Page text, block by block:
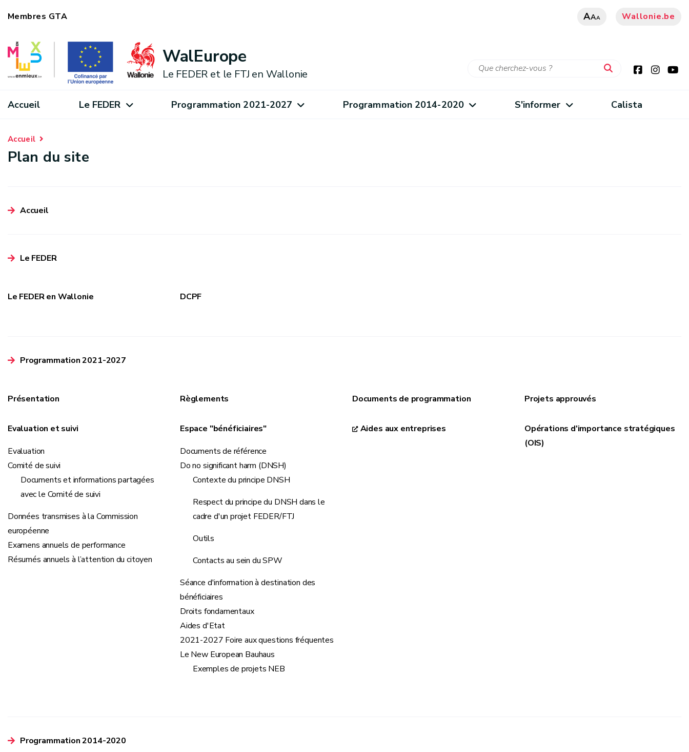
Membres GTA AAA Wallonie.be
WalEurope
Le FEDER et le FTJ en Wallonie
Accueil Le FEDER Programmation 2021-2027 Programmation 2014-2020 S'informer Calista
Accueil
Plan du site
Accueil
Le FEDER
Le FEDER en Wallonie DCPF
Programmation 2021-2027
Présentation Règlements Documents de programmation Projets approuvés
Evaluation et suivi
Evaluation
Comité de suivi
Documents et informations partagées
avec le Comité de suivi
Données transmises à la Commission
européenne
Examens annuels de performance
Résumés annuels à l’attention du citoyen
Espace "bénéficiaires"
Documents de référence
Do no significant harm (DNSH)
Contexte du principe DNSH
Respect du principe du DNSH dans le
cadre d'un projet FEDER/FTJ
Outils
Contacts au sein du SPW
Séance d'information à destination des
bénéficiaires
Droits fondamentaux
Aides d'Etat
2021-2027 Foire aux questions fréquentes
Le New European Bauhaus
Exemples de projets NEB
Aides aux entreprises
Opérations d'importance stratégiques
(OIS)
Programmation 2014-2020